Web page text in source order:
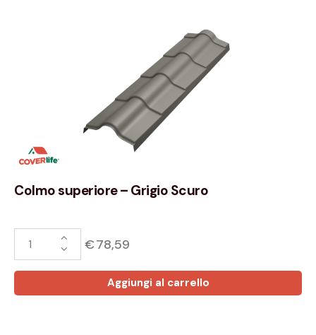
Colmo superiore – Grigio Scuro
€78,59
Aggiungi al carrello